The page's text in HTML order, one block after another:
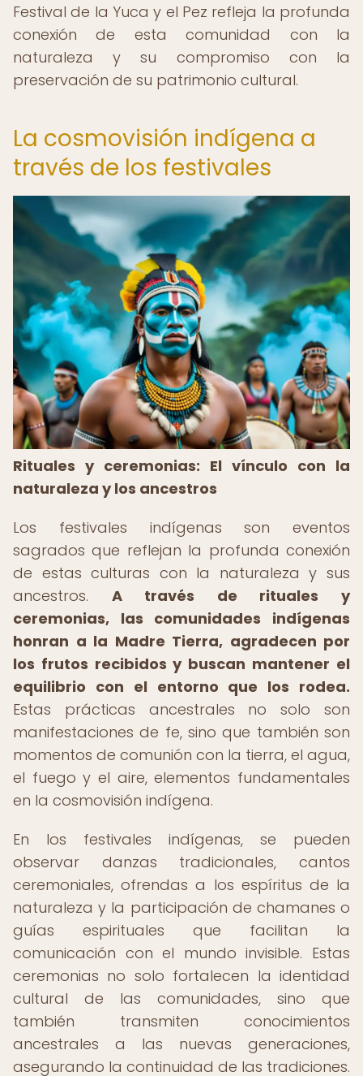
Festival de la Yuca y el Pez refleja la profunda
conexión de esta comunidad con la
naturaleza y su compromiso con la
preservación de su patrimonio cultural.
La cosmovisión indígena a
través de los festivales
Rituales y ceremonias: El vínculo con la
naturaleza y los ancestros
Los festivales indígenas son eventos
sagrados que reflejan la profunda conexión
de estas culturas con la naturaleza y sus
ancestros. A través de rituales y
ceremonias, las comunidades indígenas
honran a la Madre Tierra, agradecen por
los frutos recibidos y buscan mantener el
equilibrio con el entorno que los rodea.
Estas prácticas ancestrales no solo son
manifestaciones de fe, sino que también son
momentos de comunión con la tierra, el agua,
el fuego y el aire, elementos fundamentales
en la cosmovisión indígena.
En los festivales indígenas, se pueden
observar danzas tradicionales, cantos
ceremoniales, ofrendas a los espíritus de la
naturaleza y la participación de chamanes o
guías espirituales que facilitan la
comunicación con el mundo invisible. Estas
ceremonias no solo fortalecen la identidad
cultural de las comunidades, sino que
también transmiten conocimientos
ancestrales a las nuevas generaciones,
asegurando la continuidad de las tradiciones.